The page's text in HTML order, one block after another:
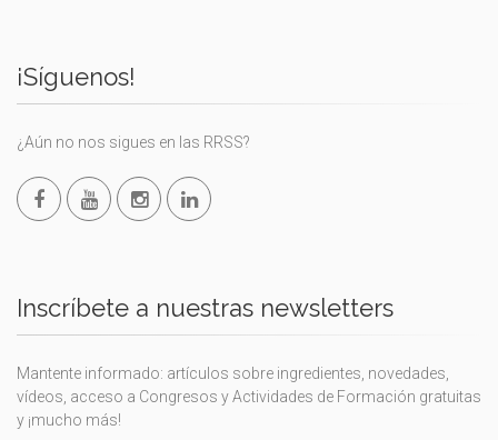
¡Síguenos!
¿Aún no nos sigues en las RRSS?
Inscríbete a nuestras newsletters
Mantente informado: artículos sobre ingredientes, novedades,
vídeos, acceso a Congresos y Actividades de Formación gratuitas
y ¡mucho más!